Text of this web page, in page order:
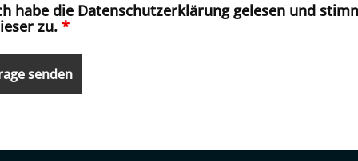
habe die Datenschutzerklärung gelesen und
zu. *